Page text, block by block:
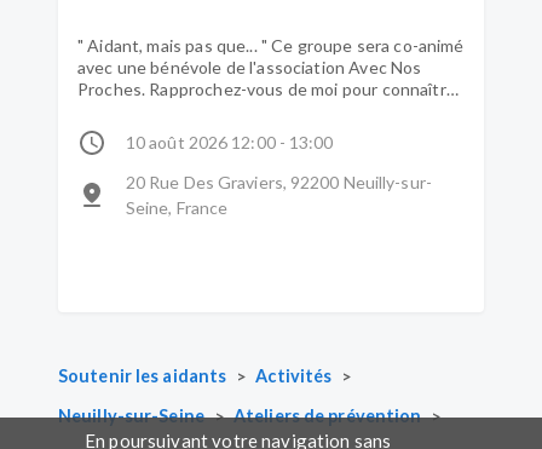
En poursuivant votre navigation sans
" Aidant, mais pas que... " Ce groupe sera co-animé
avec une bénévole de l'association Avec Nos
Proches. Rapprochez-vous de moi pour connaître
été. Bien cordialement, Fanny Perret
Coordinatrice sociale, 06 52 61 01 84 Plateforme
d'accompagnement et de répit pour les aidants
Nous nous réunirons via Teams. _____
10 août 2026 12:00 - 13:00
20 Rue Des Graviers, 92200 Neuilly-sur-
Seine, France
Soutenir les aidants > Activités >
Neuilly-sur-Seine > Ateliers de prévention >